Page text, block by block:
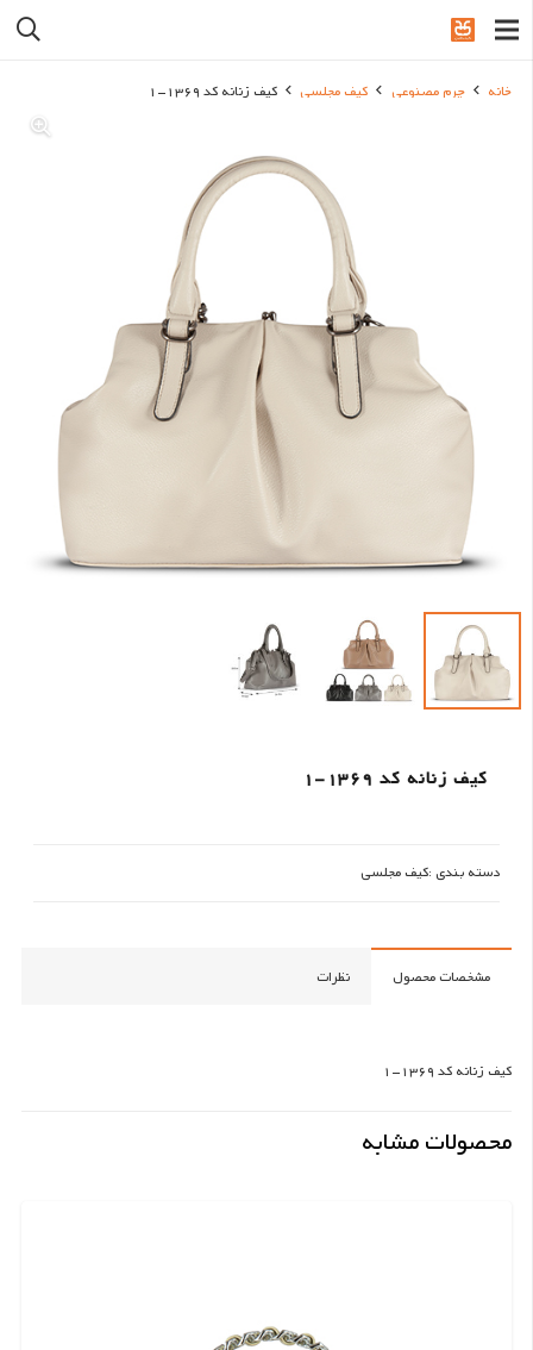
خانه چرم مصنوعی کیف مجلسی کیف زنانه کد 1369-1
کیف زنانه کد 1369-1
دسته بندی :کیف مجلسی
مشخصات محصول نظرات
کیف زنانه کد 1369-1
محصولات مشابه